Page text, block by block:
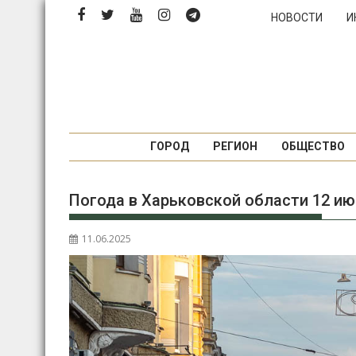
Перейти
НОВОСТИ
ГОРОД РЕГИОН ОБЩЕСТВО
Погода в Харьковской области 12
11.06.2025